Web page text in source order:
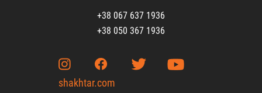
+38 067 637 1936
+38 050 367 1936
shakhtar.com